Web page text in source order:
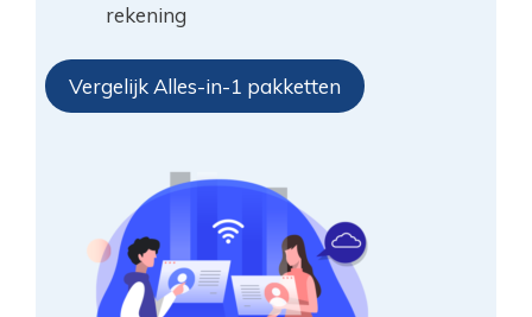
rekening
Vergelijk Alles-in-1 pakketten